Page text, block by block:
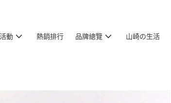
動 熱銷排行 品牌總覽 山崎の生活